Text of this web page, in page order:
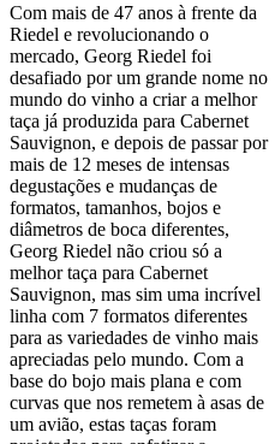
Com mais de 47 anos à frente da
Riedel e revolucionando o
mercado, Georg Riedel foi
desafiado por um grande nome no
mundo do vinho a criar a melhor
taça já produzida para Cabernet
Sauvignon, e depois de passar por
mais de 12 meses de intensas
degustações e mudanças de
formatos, tamanhos, bojos e
diâmetros de boca diferentes,
Georg Riedel não criou só a
melhor taça para Cabernet
Sauvignon, mas sim uma incrível
linha com 7 formatos diferentes
para as variedades de vinho mais
apreciadas pelo mundo. Com a
base do bojo mais plana e com
curvas que nos remetem à asas de
um avião, estas taças foram